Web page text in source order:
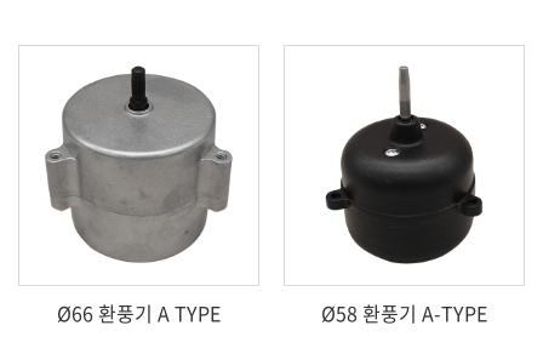
Ø66 환풍기 A TYPE Ø58 환풍기 A-TYPE